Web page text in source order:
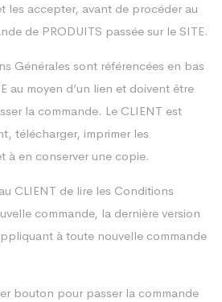
les accepter, avant de procéder au
de PRODUITS passée sur le SITE.
Générales sont référencées en bas
au moyen d’un lien et doivent être
la commande. Le CLIENT est
télécharger, imprimer les
à en conserver une copie.
CLIENT de lire les Conditions
commande, la dernière version
à toute nouvelle commande
bouton pour passer la commande